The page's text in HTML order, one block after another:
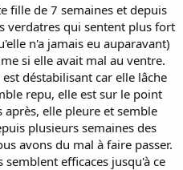
fille de 7 semaines et depuis
verdatres qui sentent plus fort
n'a jamais eu auparavant)
si elle avait mal au ventre.
déstabilisant car elle lâche
repu, elle est sur le point
elle pleure et semble
plusieurs semaines des
avons du mal à faire passer.
semblent efficaces jusqu'à ce